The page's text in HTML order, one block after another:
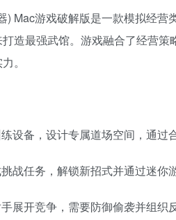
) Mac游戏破解版是一款模拟经营
造最强武馆。游戏融合了经营
。
练设备，设计专属道场空间，通过
挑战任务，解锁新招式并通过迷你
展开竞争，需要防御偷袭并组织